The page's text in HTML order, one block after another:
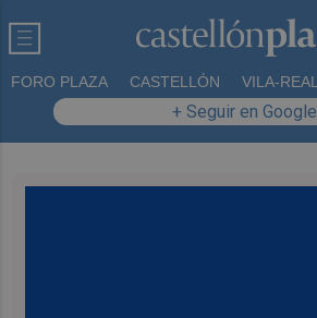
FORO PLAZA CASTELLÓN VILA-REAL
+ Seguir en Google